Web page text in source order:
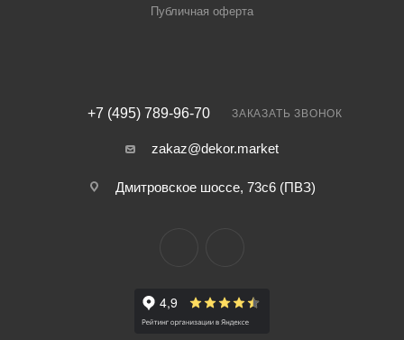
Публичная оферта
+7 (495) 789-96-70 ЗАКАЗАТЬ ЗВОНОК
zakaz@dekor.market
Дмитровское шоссе, 73с6 (ПВЗ)